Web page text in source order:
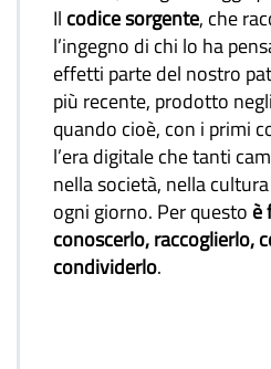
Il codice sorgente, che
l’ingegno di chi lo ha
effetti parte del nostro
più recente, prodotto
quando cioè, con i primi
l’era digitale che tanti
nella società, nella
ogni giorno. Per questo è
conoscerlo, raccoglierlo,
condividerlo.